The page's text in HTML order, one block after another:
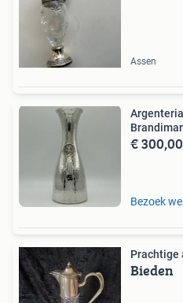
Assen
€ 300,00
Bezoek
Prachtige
Bieden